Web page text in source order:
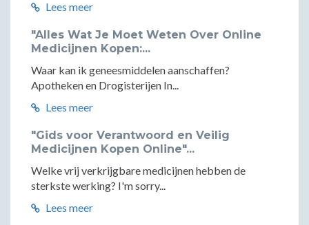
Lees meer
"Alles Wat Je Moet Weten Over Online
Medicijnen Kopen:...
Waar kan ik geneesmiddelen aanschaffen?
Apotheken en Drogisterijen In...
Lees meer
"Gids voor Verantwoord en Veilig
Medicijnen Kopen Online"...
Welke vrij verkrijgbare medicijnen hebben de
sterkste werking? I'm sorry...
Lees meer